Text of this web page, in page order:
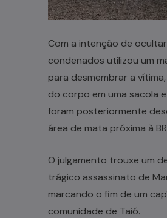
Com a intenção de
condenados utilizou um
para desmembrar a
do corpo em uma sacola
foram posteriormente
área de mata próxima à
O julgamento trouxe um
trágico assassinato de
marcando o fim de um
comunidade de Taió.